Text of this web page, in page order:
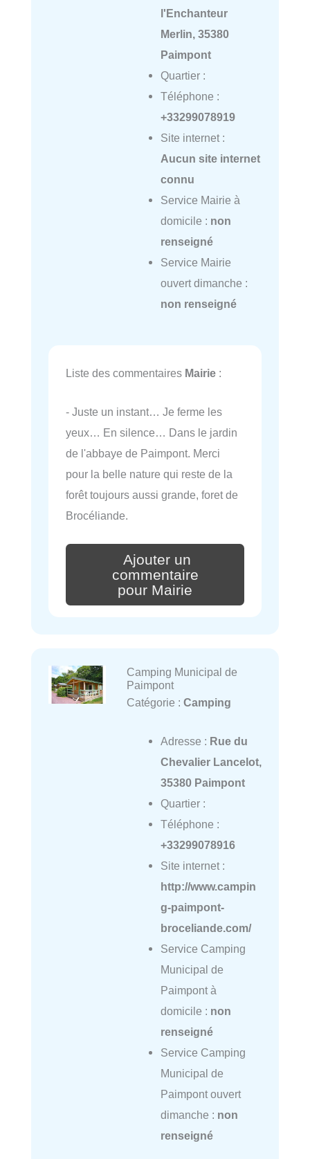
l'Enchanteur
Merlin, 35380
Paimpont
Quartier :
Téléphone :
+33299078919
Site internet :
Aucun site internet
connu
Service Mairie à
domicile : non
renseigné
Service Mairie
ouvert dimanche :
non renseigné
Liste des commentaires Mairie :
- Juste un instant… Je ferme les
yeux… En silence… Dans le jardin
de l'abbaye de Paimpont. Merci
pour la belle nature qui reste de la
forêt toujours aussi grande, foret de
Brocéliande.
Ajouter un
commentaire
pour Mairie
Camping Municipal de
Paimpont
Catégorie : Camping
Adresse : Rue du
Chevalier Lancelot,
35380 Paimpont
Quartier :
Téléphone :
+33299078916
Site internet :
http://www.campin
g-paimpont-
broceliande.com/
Service Camping
Municipal de
Paimpont à
domicile : non
renseigné
Service Camping
Municipal de
Paimpont ouvert
dimanche : non
renseigné